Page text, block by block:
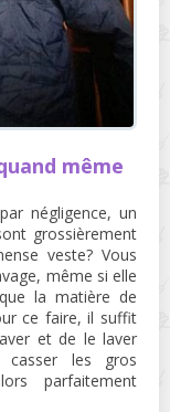
même
négligence, un
grossièrement
veste? Vous
même si elle
la matière de
ce faire, il suffit
et de le laver
casser les gros
parfaitement